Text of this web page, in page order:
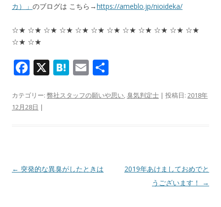
カ）」 のブログは こちら→https://ameblo.jp/nioideka/
☆★ ☆★ ☆★ ☆★ ☆★ ☆★ ☆★ ☆★ ☆★ ☆★ ☆★ ☆★
☆★ ☆★
F
e
b
k
X H
e
E
ai
カテゴリー: 弊社スタッフの願いや思い,臭気判定士 | 投稿日: 2018年
12月28日 |
投稿ナビゲーション
← 突発的な異臭がしたときは
2019年あけましておめでと
うございます！
→